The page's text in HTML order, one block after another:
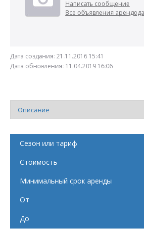
Написать сообщение
Все объявления
Дата создания: 21.11.2016 15:41
Дата обновления: 11.04.2019 16:06
Описание
Сезон или тариф
Стоимость
Минимальный срок аренды
От
До